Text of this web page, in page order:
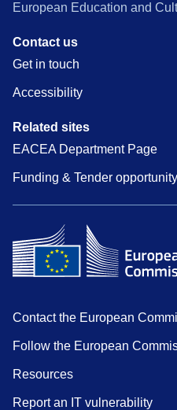
European Education and
Contact us
Get in touch
Accessibility
Related sites
EACEA Department Page
Funding & Tender
Contact the European
Follow the European
Resources
Report an IT vulnerability